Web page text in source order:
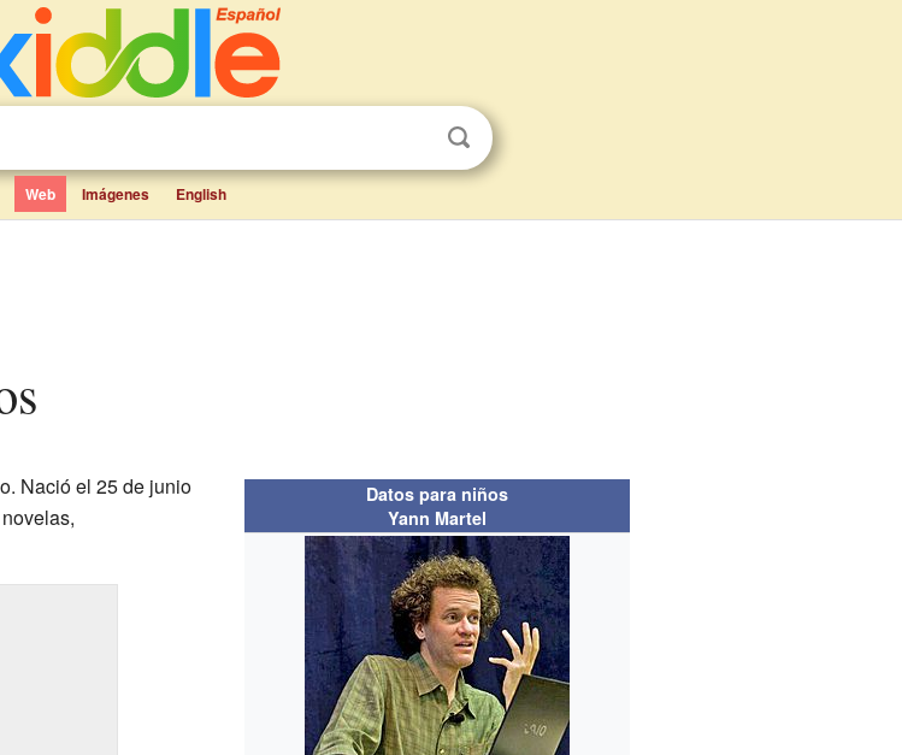
Web Imágenes English
Datos para niños
Yann Martel
Nació el 25 de junio